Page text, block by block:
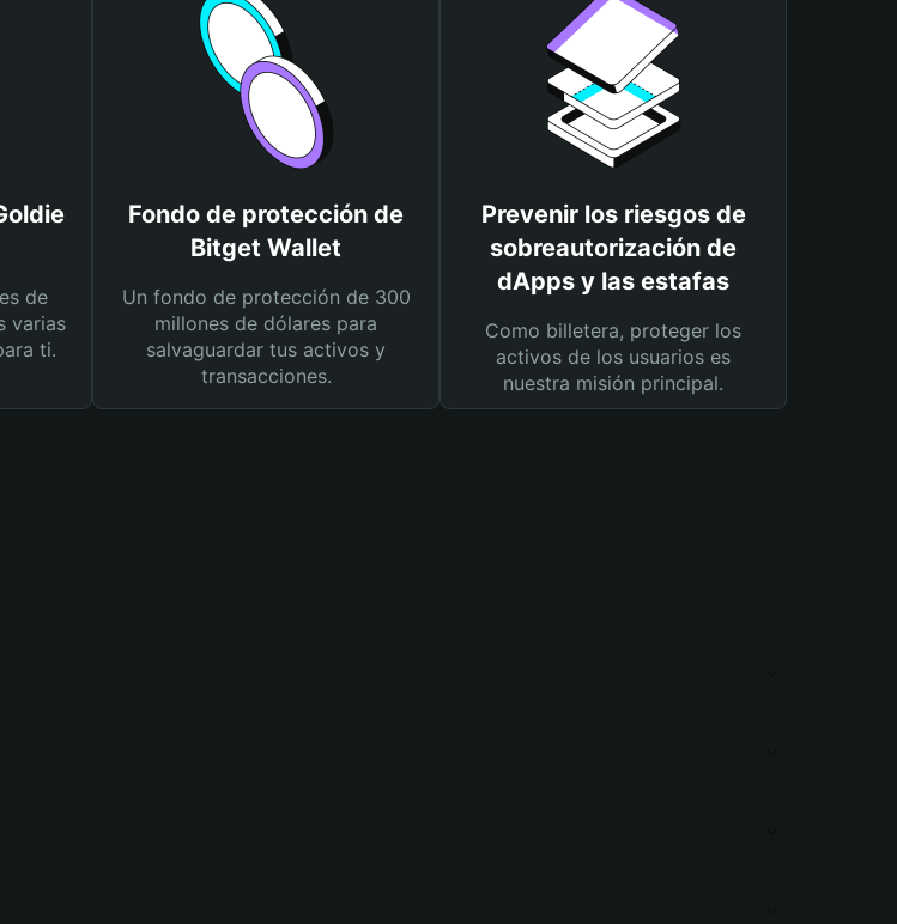
de
varias
ti.
Fondo de protección de
Bitget Wallet
Un fondo de protección de 300
millones de dólares para
salvaguardar tus activos y
transacciones.
Prevenir los riesgos de
sobreautorización de
dApps y las estafas
Como billetera, proteger los
activos de los usuarios es
nuestra misión principal.